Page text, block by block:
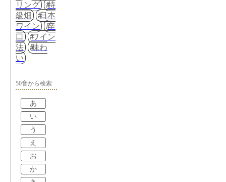
リング
特
級畑
日本
ワイン
辛
口
ワイン
法
味わ
い
50音から検索
あ
い
う
え
お
か